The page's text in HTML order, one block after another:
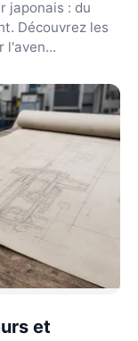
japonais : du
Découvrez les
l'aven...
et